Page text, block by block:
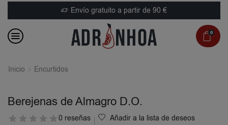
Envío gratuito a partir de 90 €
0
Inicio Encurtidos
Berejenas de Almagro D.O.
0 reseñas Añadir a la lista de deseos